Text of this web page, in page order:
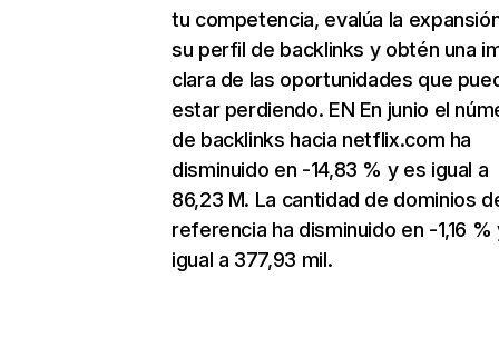
tu competencia, evalúa la
su perfil de backlinks y obtén una
clara de las oportunidades que
estar perdiendo. EN En junio el
de backlinks hacia netflix.com ha
disminuido en -14,83 % y es igual a
86,23 M. La cantidad de dominios
referencia ha disminuido en -1,16 %
igual a 377,93 mil.